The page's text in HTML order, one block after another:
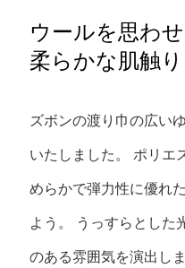
ウールを思わ
柔らかな肌触り
ズボンの渡り巾の広い
いたしました。 ポリエ
めらかで弾力性に優れ
よう。 うっすらとした
のある雰囲気を演出しま